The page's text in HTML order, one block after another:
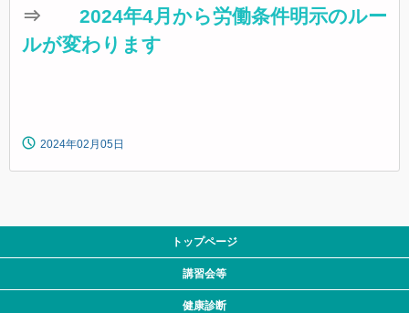
⇒
2024年4月から労働条件明示のルー
ルが変わります
2024年02月05日
トップページ
講習会等
健康診断